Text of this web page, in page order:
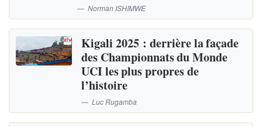
Norman ISHIMWE
Kigali 2025 : derrière la façade
des Championnats du Monde
UCI les plus propres de
l’histoire
Luc Rugamba